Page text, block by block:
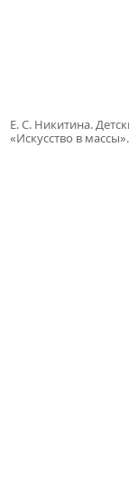
Е. С. Никитина.
«Искусство в